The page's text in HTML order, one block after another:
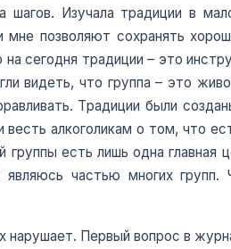
Изучала традиции в
позволяют сохранять
сегодня традиции – это
видеть, что группа – это
Традиции были
весть алкоголикам о том, что
есть лишь одна главная
частью многих групп.
нарушает. Первый вопрос в